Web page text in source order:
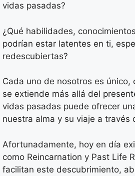
vidas pasadas?
¿Qué habilidades,
podrían estar latentes en ti,
redescubiertas?
Cada uno de nosotros es único,
se extiende más allá del
vidas pasadas puede ofrecer
nuestra alma y su viaje a través
Afortunadamente, hoy en día
como Reincarnation y Past Life
facilitan este descubrimiento,